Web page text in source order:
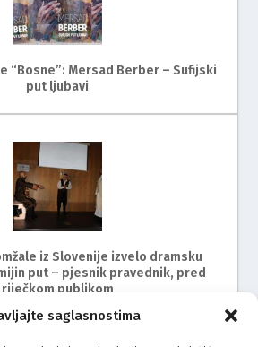
saglasnostima
“Bosne”: Mersad Berber – Sufijski
put ljubavi
iz Slovenije izvelo dramsku
put – pjesnik pravednik, pred
riječkom publikom